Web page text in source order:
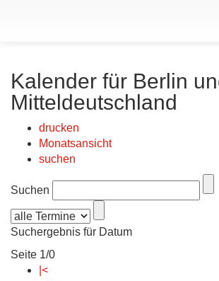
Kalender für Berlin
Mitteldeutschland
drucken
Monatsansicht
suchen
Suchen
Suchergebnis für Datum
Seite 1/0
|<